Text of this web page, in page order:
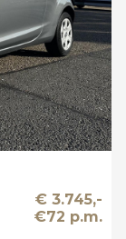
€ 3.745,-
€72 p.m.